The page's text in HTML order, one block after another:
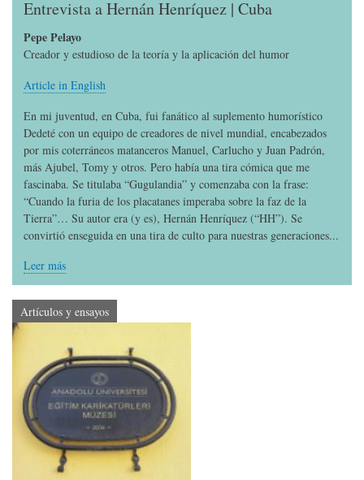
Entrevista a Hernán Henríquez | Cuba
Pepe Pelayo
Creador y estudioso de la teoría y la aplicación del humor
Article in English
En mi juventud, en Cuba, fui fanático al suplemento humorístico
Dedeté con un equipo de creadores de nivel mundial, encabezados
por mis coterráneos matanceros Manuel, Carlucho y Juan Padrón,
más Ajubel, Tomy y otros. Pero había una tira cómica que me
fascinaba. Se titulaba “Gugulandia” y comenzaba con la frase:
“Cuando la furia de los placatanes imperaba sobre la faz de la
Tierra”… Su autor era (y es), Hernán Henríquez (“HH”). Se
convirtió enseguida en una tira de culto para nuestras generaciones...
Leer más
Artículos y ensayos